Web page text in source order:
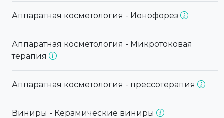
Аппаратная косметология - Ионофорез
Аппаратная косметология - Микротоковая
терапия
Аппаратная косметология - прессотерапия
Виниры - Керамические виниры